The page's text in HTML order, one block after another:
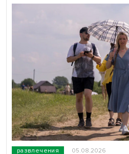
развлечения 05.08.2026